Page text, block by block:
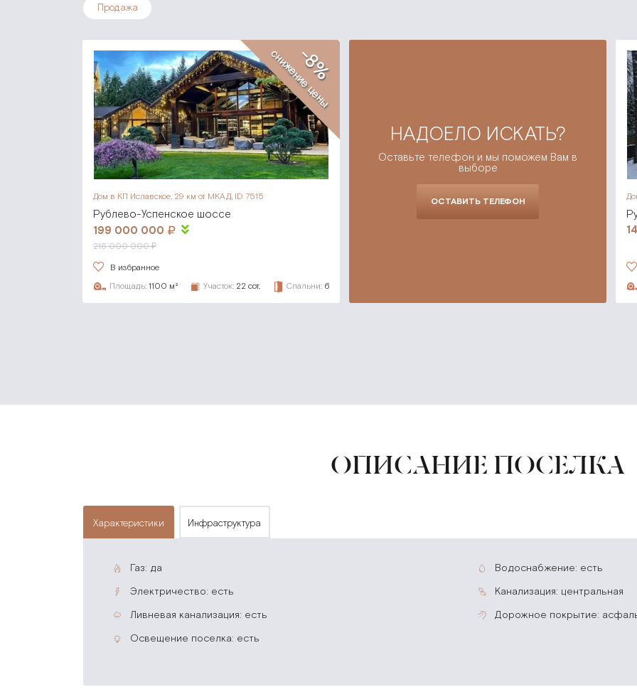
Продажа
-8%
снижение цены
Дом в КП Иславское, 29 км от МКАД, ID 7515
Рублево-Успенское шоссе
199 000 000
215 000 000 ₽
В избранное
Площадь: 1100 м² Участок: 22 сот. Спальни: 6
НАДОЕЛО ИСКАТЬ?
Оставьте телефон и мы поможем Вам в
выборе
ОСТАВИТЬ ТЕЛЕФОН
ОПИСАНИЕ ПОСЕЛКА
характеристики инфраструктура
газ: да
водоснабжение: есть
электричество: есть
канализация: центральная
ливневая канализация: есть
дорожное покрытие:
освещение поселка: есть